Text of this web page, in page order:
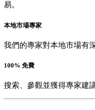
易。
本地市場專家
我們的專家對本地市場有
100% 免費
搜索、參觀並獲得專家建